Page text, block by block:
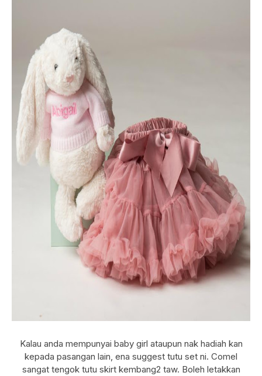
Kalau anda mempunyai baby girl ataupun nak hadiah kan
kepada pasangan lain, ena suggest tutu set ni. Comel
sangat tengok tutu skirt kembang2 taw. Boleh letakkan